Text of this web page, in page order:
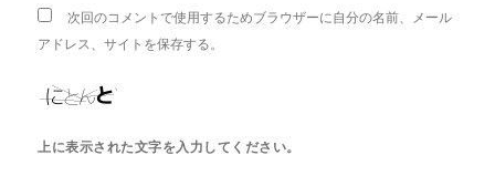
次回のコメントで使用するためブラウザーに自分の名前、メール
アドレス、サイトを保存する。
上に表示された文字を入力してください。